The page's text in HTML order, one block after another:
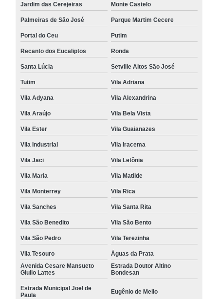
Jardim das Cerejeiras Monte Castelo
Palmeiras de São José Parque Martim Cecere
Portal do Ceu Putim
Recanto dos Eucaliptos Ronda
Santa Lúcia Setville Altos São José
Tutim Vila Adriana
Vila Adyana Vila Alexandrina
Vila Araújo Vila Bela Vista
Vila Ester Vila Guaianazes
Vila Industrial Vila Iracema
Vila Jaci Vila Letônia
Vila Maria Vila Matilde
Vila Monterrey Vila Rica
Vila Sanches Vila Santa Rita
Vila São Benedito Vila São Bento
Vila São Pedro Vila Terezinha
Vila Tesouro
Águas da Prata
Avenida Cesare Mansueto
Giulio Lattes
Estrada Doutor Altino
Bondesan
Estrada Municipal Joel de
Paula
Eugênio de Mello